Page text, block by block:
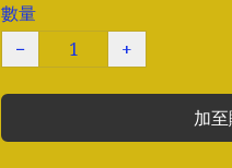
數量
−
+
加